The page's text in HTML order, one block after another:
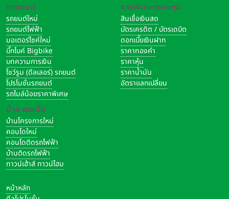
ยานยนต์
รถยนต์ใหม่
รถยนต์ไฟฟ้า
มอเตอร์ไซค์ใหม่
บิ๊กไบค์ Bigbike
บทความการเงิน
โชว์รูม (ดีลเลอร์) รถยนต์
โปรโมชั่นรถยนต์
รถไมล์น้อยราคาพิเศษ
บ้าน-คอนโด
บ้านโครงการใหม่
คอนโดใหม่
คอนโดติดรถไฟฟ้า
บ้านติดรถไฟฟ้า
ทาวน์เฮ้าส์ ทาวน์โฮม
การเงิน-การลงทุน
สินเชื่อเงินสด
บัตรเครดิต / บัตรเดบิต
ดอกเบี้ยเงินฝาก
ราคาทองคำ
ราคาหุ้น
ราคาน้ำมัน
อัตราแลกเปลี่ยน
หน้าหลัก